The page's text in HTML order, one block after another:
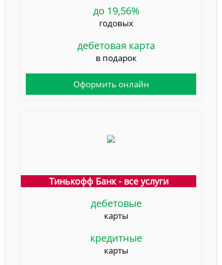
до 19,56%
годовых
дебетовая карта
в подарок
Оформить онлайн
Тинькофф Банк - все услуги
дебетовые
карты
кредитные
карты